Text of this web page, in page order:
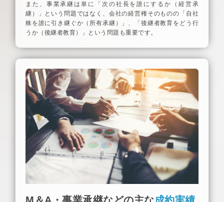
また、事業承継は単に「次の社長を誰にするか（経営承
継）」という問題ではなく、会社の経営権そのものの「自社
株を誰に引き継ぐか（所有承継）」、「後継者教育をどう行
うか（後継者教育）」という問題も重要です。